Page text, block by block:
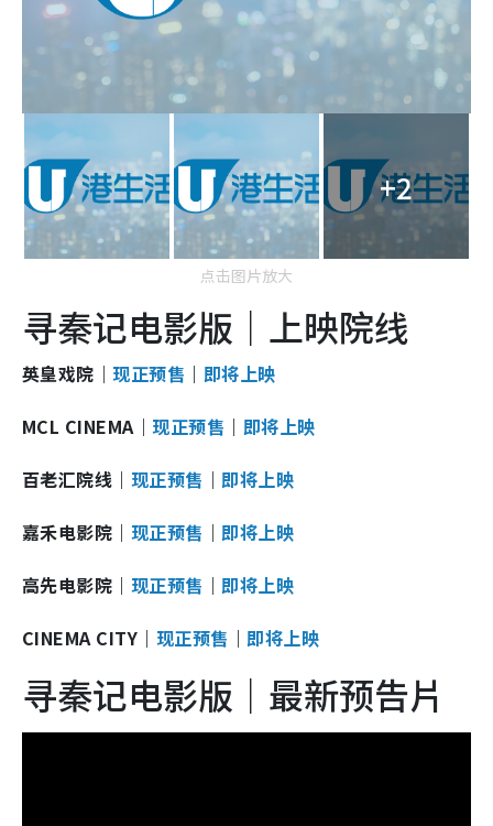
+2
点击图片放大
寻秦记电影版｜上映院线
英皇戏院｜现正预售 ｜ 即将上映
MCL CINEMA｜现正预售 ｜ 即将上映
百老汇院线｜ 现正预售 ｜即将上映
嘉禾电影院｜ 现正预售 ｜即将上映
高先电影院｜ 现正预售 ｜即将上映
CINEMA CITY｜ 现正预售 ｜即将上映
寻秦记电影版｜最新预告片